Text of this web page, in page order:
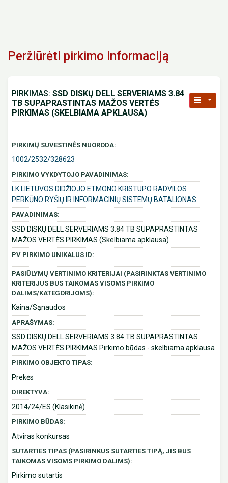
Peržiūrėti pirkimo informaciją
PIRKIMAS: SSD DISKŲ DELL SERVERIAMS 3.84
TB SUPAPRASTINTAS MAŽOS VERTĖS
PIRKIMAS (SKELBIAMA APKLAUSA)
PIRKIMŲ SUVESTINĖS NUORODA:
1002/2532/328623
PIRKIMO VYKDYTOJO PAVADINIMAS:
LK LIETUVOS DIDŽIOJO ETMONO KRISTUPO RADVILOS
PERKŪNO RYŠIŲ IR INFORMACINIŲ SISTEMŲ BATALIONAS
PAVADINIMAS:
SSD DISKŲ DELL SERVERIAMS 3.84 TB SUPAPRASTINTAS
MAŽOS VERTĖS PIRKIMAS (Skelbiama apklausa)
PV PIRKIMO UNIKALUS ID:
PASIŪLYMŲ VERTINIMO KRITERIJAI (PASIRINKTAS VERTINIMO
KRITERIJUS BUS TAIKOMAS VISOMS PIRKIMO
DALIMS/KATEGORIJOMS):
Kaina/Sąnaudos
APRAŠYMAS:
SSD DISKŲ DELL SERVERIAMS 3.84 TB SUPAPRASTINTAS
MAŽOS VERTĖS PIRKIMAS Pirkimo būdas - skelbiama apklausa
PIRKIMO OBJEKTO TIPAS:
Prekės
DIREKTYVA:
2014/24/ES (Klasikinė)
PIRKIMO BŪDAS:
Atviras konkursas
SUTARTIES TIPAS (PASIRINKUS SUTARTIES TIPĄ, JIS BUS
TAIKOMAS VISOMS PIRKIMO DALIMS):
Pirkimo sutartis